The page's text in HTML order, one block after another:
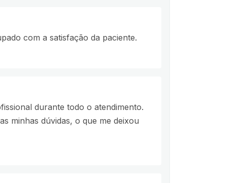
com a satisfação da paciente.
durante todo o atendimento.
minhas dúvidas, o que me deixou